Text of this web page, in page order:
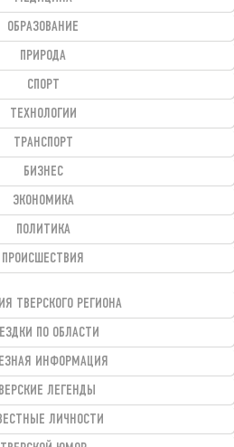
ОБРАЗОВАНИЕ
ПРИРОДА
СПОРТ
ТЕХНОЛОГИИ
ТРАНСПОРТ
БИЗНЕС
ЭКОНОМИКА
ПОЛИТИКА
ПРОИСШЕСТВИЯ
ТВЕРСКОГО РЕГИОНА
ПО ОБЛАСТИ
ИНФОРМАЦИЯ
ЛЕГЕНДЫ
ЛИЧНОСТИ